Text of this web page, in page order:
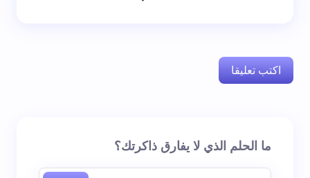
اكتب تعليقا
لن يتم نشر عنوان بريدك الإلكتروني. الحقول الإلزامية مشارما الحلم الذي لا يفارق ذاكرتك؟